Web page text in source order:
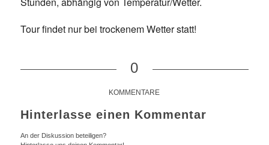
Tour findet nur bei trockenem Wetter statt!
0
KOMMENTARE
Hinterlasse einen Kommentar
An der Diskussion beteiligen?